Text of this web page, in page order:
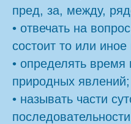
пред, за, между,
• отвечать на
состоит то или
• определять время
природных явлений;
• называть части